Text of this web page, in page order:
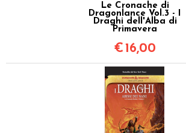
Le Cronache di
Dragonlance Vol.3 - I
Draghi dell'Alba di
Primavera
€ 16,00